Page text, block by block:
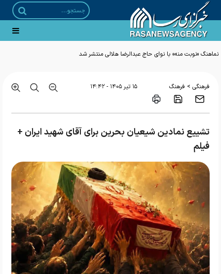
نماهنگ «نوبت منه» با نوای حاج عبدالرضا هلالی منتشر شد
فرهنگی > فرهنگ ۱۵ تير ۱۴۰۵ - ۱۴:۴۲
تشییع نمادین شیعیان بحرین برای آقای شهید ایران +
فیلم